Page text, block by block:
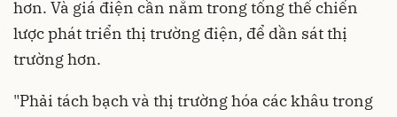
hơn. Và giá điện cần nằm trong tổng thể chiến
lược phát triển thị trường điện, để dần sát thị
trường hơn.
"Phải tách bạch và thị trường hóa các khâu trong